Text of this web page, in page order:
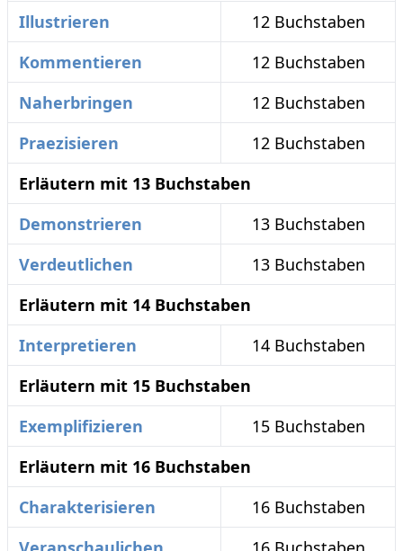
Illustrieren
12 Buchstaben
Kommentieren
12 Buchstaben
Naherbringen
12 Buchstaben
Praezisieren
12 Buchstaben
Erläutern mit 13 Buchstaben
Demonstrieren
13 Buchstaben
Verdeutlichen
13 Buchstaben
Erläutern mit 14 Buchstaben
Interpretieren
14 Buchstaben
Erläutern mit 15 Buchstaben
Exemplifizieren
15 Buchstaben
Erläutern mit 16 Buchstaben
Charakterisieren
16 Buchstaben